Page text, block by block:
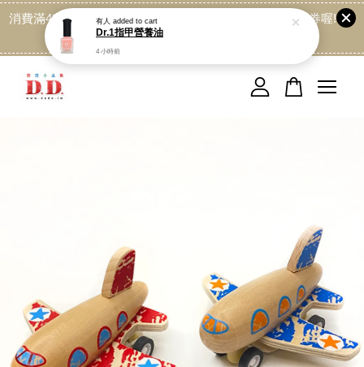
消費滿499免運喔, 記得加LINE:@dede168 領取專屬折扣券喔!
您的購物車目前還是空的。
有人 added to cart
Dr.1指甲營養油
4 小時前